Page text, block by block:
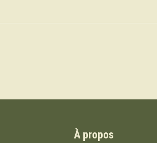
À propos